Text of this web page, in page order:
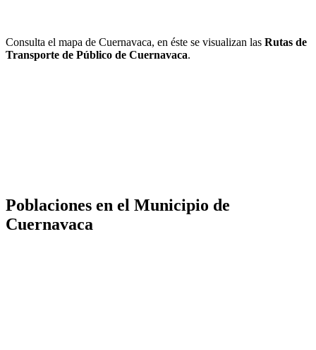
Consulta el mapa de Cuernavaca, en éste se visualizan las Rutas de
Transporte de Público de Cuernavaca.
Poblaciones en el Municipio de
Cuernavaca